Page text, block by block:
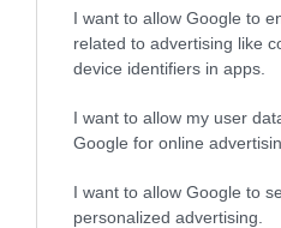
I want to allow Google to
related to advertising like
device identifiers in apps.
I want to allow my user
Google for online
I want to allow Google to
personalized advertising.
Εύβοια: Την αφορά το
για τις φωτιές